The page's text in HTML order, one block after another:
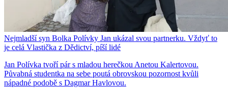
Nejmladší syn Bolka Polívky Jan ukázal svou partnerku. Vždyť to
je celá Vlastička z Dědictví, píší lidé
Jan Polívka tvoří pár s mladou herečkou Anetou Kalertovou.
Půvabná studentka na sebe poutá obrovskou pozornost kvůli
nápadné podobě s Dagmar Havlovou.